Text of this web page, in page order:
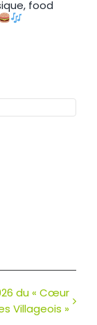
food
du « Cœur
Villageois »